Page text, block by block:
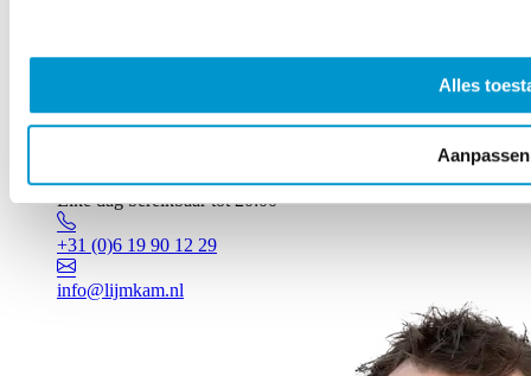
Alles
Aanpassen
Elke dag bereikbaar tot 20:00
+31 (0)6 19 90 12 29
info@lijmkam.nl